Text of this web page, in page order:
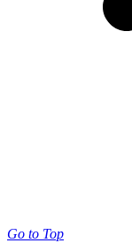
Go to Top